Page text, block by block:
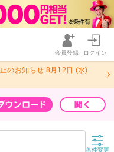
会員登録 ログイン
のお知らせ 8月12日 (水)
条件変更